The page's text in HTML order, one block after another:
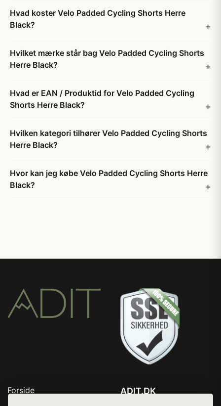
Hvad koster Velo Padded Cycling Shorts Herre
Black?
Hvilket mærke står bag Velo Padded Cycling Shorts
Herre Black?
Hvad er EAN / Produktid for Velo Padded Cycling
Shorts Herre Black?
Hvilken kategori tilhører Velo Padded Cycling Shorts
Herre Black?
Hvor kan jeg købe Velo Padded Cycling Shorts Herre
Black?
Forside
ADIT.DK